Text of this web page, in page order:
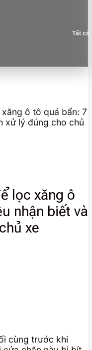
Tất cả
ô tô quá bẩn: 7
xử lý đúng cho chủ
lọc xăng ô
nhận biết và
xe
cùng trước khi